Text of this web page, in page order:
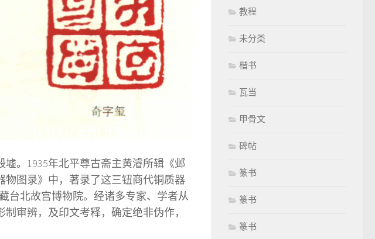
。1935年北平尊古斋主黄濬所辑《邺
物图录》中，著录了这三钮商代铜质器
台北故宫博物院。经诸多专家、学者从
审辨，及印文考释，确定绝非伪作，
教程
未分类
楷书
瓦当
甲骨文
碑帖
篆书
篆书
篆书